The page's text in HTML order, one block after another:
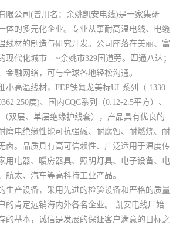
限公司(曾用名：余姚凯安电线)是一家集研
体的多元化企业。专业从事耐高温电线、电缆
线材的制造与研究开发。公司座落在美丽、富
现代化城市---~余姚市329国道旁。四通八达；
金融网络，可与全球各地轻松沟通。
小高温线材，FEP铁氟龙美标UL系列（ 1330
250度)、国内CQC系列（0.12-2.5平方）、
双层、单层绝缘护线套），产品具有优良的
磨电绝缘性能可抗强碱、耐腐蚀、耐燃烧、耐
卤。品质具有高可信赖性、广泛适用于温度传
用电器、暖房器具、照明灯具、电子设备、电
航太、汽车等高科持工业产品。
生产设备，采用先进的检验设备和严格的质量
的肯定远销海内外各名企业。 凯安电线厂始
的基本，诚信是发展的保证客户满意的目标之